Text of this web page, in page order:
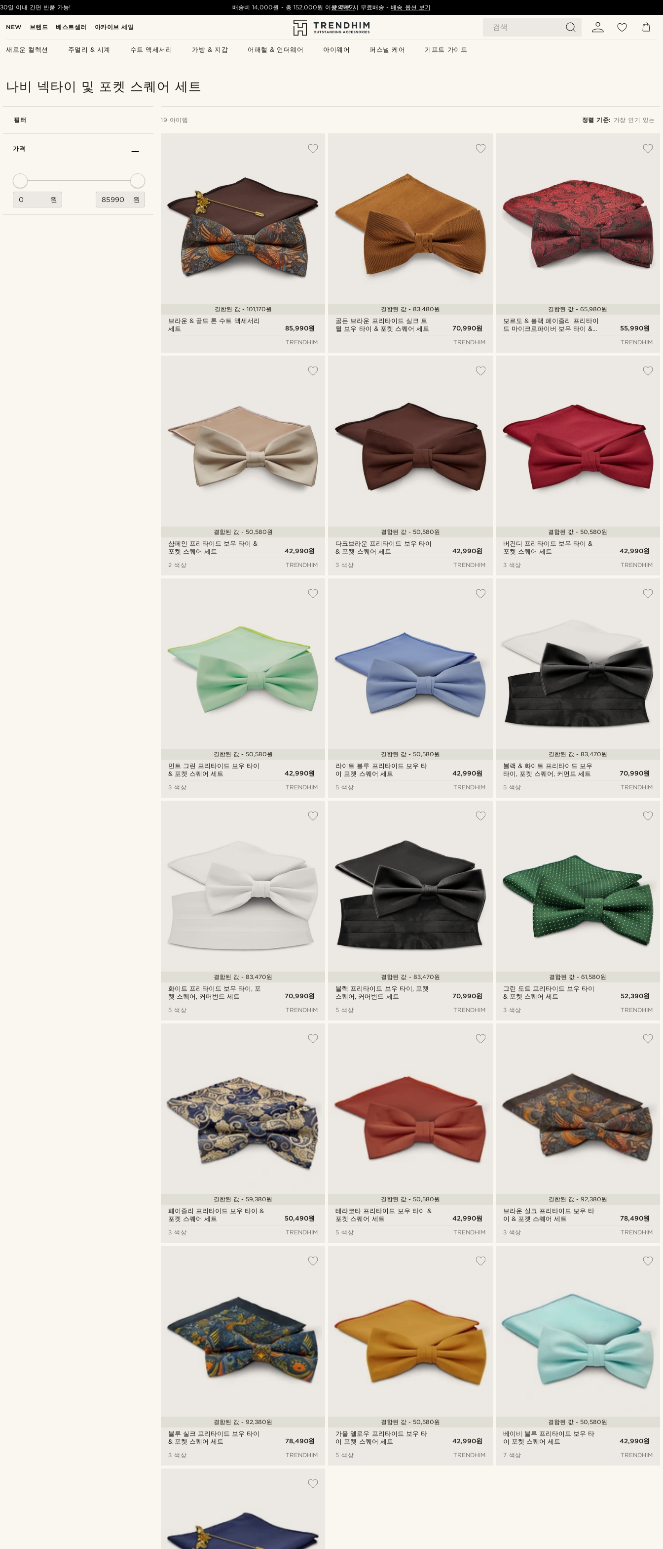
NEW 브랜드 베스트셀러 아카이브 세일 검색
새로운 컬렉션 주얼리 & 시계 수트 액세서리 가방 & 지갑 어패럴 & 언더웨어 아이웨어 퍼스널 케어 기프트 가이드
30일 이내 간편 반품 가능! 배송비14,000원 - 총 152,000원 이상 주문 시 무료배송- 배송 옵션 보기
문의하기
나비 넥타이 및 포켓 스퀘어 세트
필터 19 아이템 정렬 기준: 가장 인기 있는
높은가격순
브라운 & 골드 톤 수트 액세서리
세트
85,990원
결합된 값 - 101,170원
TRENDHIM
골든 브라운 프리타이드 실크 트
윌 보우 타이 & 포켓 스퀘어 세트
70,990원
결합된 값 - 83,480원
TRENDHIM
보르도 & 블랙 페이즐리 프리타이
드 마이크로파이버 보우 타이 &
55,990원
결합된 값 - 65,980원
TRENDHIM
샴페인 프리타이드 보우 타이 &
포켓 스퀘어 세트
42,990원
결합된 값 - 50,580원
2 색상 TRENDHIM
다크브라운 프리타이드 보우 타이
& 포켓 스퀘어 세트
42,990원
결합된 값 - 50,580원
3 색상 TRENDHIM
버건디 프리타이드 보우 타이 &
포켓 스퀘어 세트
42,990원
결합된 값 - 50,580원
3 색상 TRENDHIM
민트 그린 프리타이드 보우 타이
& 포켓 스퀘어 세트
42,990원
결합된 값 - 50,580원
3 색상 TRENDHIM
라이트 블루 프리타이드 보우 타
이 포켓 스퀘어 세트
42,990원
결합된 값 - 50,580원
5 색상 TRENDHIM
블랙 & 화이트 프리타이드 보우
타이, 포켓 스퀘어, 커먼드 세트
70,990원
결합된 값 - 83,470원
5 색상 TRENDHIM
화이트 프리타이드 보우 타이, 포
켓 스퀘어, 커머번드 세트
70,990원
결합된 값 - 83,470원
5 색상 TRENDHIM
블랙 프리타이드 보우 타이, 포켓
스퀘어, 커머번드 세트
70,990원
결합된 값 - 83,470원
5 색상 TRENDHIM
그린 도트 프리타이드 보우 타이
& 포켓 스퀘어 세트
52,390원
결합된 값 - 61,580원
3 색상 TRENDHIM
페이즐리 프리타이드 보우 타이 &
포켓 스퀘어 세트
50,490원
결합된 값 - 59,380원
3 색상 TRENDHIM
테라코타 프리타이드 보우 타이 &
포켓 스퀘어 세트
42,990원
결합된 값 - 50,580원
5 색상 TRENDHIM
브라운 실크 프리타이드 보우 타
이 & 포켓 스퀘어 세트
78,490원
결합된 값 - 92,380원
3 색상 TRENDHIM
블루 실크 프리타이드 보우 타이
& 포켓 스퀘어 세트
78,490원
결합된 값 - 92,380원
3 색상 TRENDHIM
가을 옐로우 프리타이드 보우 타
이 포켓 스퀘어 세트
42,990원
결합된 값 - 50,580원
5 색상 TRENDHIM
베이비 블루 프리타이드 보우 타
이 포켓 스퀘어 세트
42,990원
결합된 값 - 50,580원
7 색상 TRENDHIM
가격
원 원